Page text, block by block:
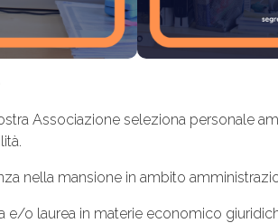
Associazione seleziona personale
nella mansione in ambito
e/o laurea in materie economico